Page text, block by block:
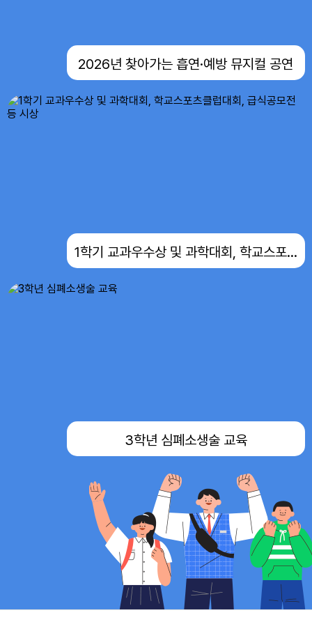
2026년 찾아가는 흡연·예방 뮤지컬 공연
1학기 교과우수상 및 과학대회, 학교스포츠클럽대회, 급식공모전 등 시상
3학년 심폐소생술 교육